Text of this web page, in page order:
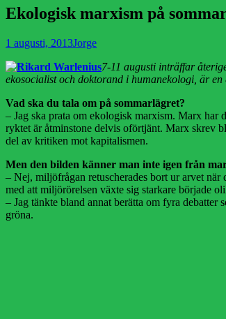
Ekologisk marxism på
Publicerad
1 augusti, 2013Författare
Jorge
7-11 augusti inträffar
ekosocialist och doktorand i humanekologi, är en
Vad ska du tala om på sommarlägret?
– Jag ska prata om ekologisk marxism. Marx har
ryktet är åtminstone delvis oförtjänt. Marx skrev
del av kritiken mot kapitalismen.
Men den bilden känner man inte igen från
– Nej, miljöfrågan retuscherades bort ur arvet
med att miljörörelsen växte sig starkare började
– Jag tänkte bland annat berätta om fyra
gröna.